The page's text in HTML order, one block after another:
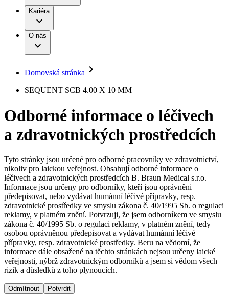
Léčba bolesti
Mimotělní očišťování krve
Neurochirurgie
Onkologie
Ortopedie
Páteřní chirurgie
Péče o rány
Prevence a kontrola infekcí
Uzavírání ran
Řešení
Terapie
Onemocnění
B. Braun Avitum
Dialyzační střediska​
B. Braun Avitum poskytuje kvalitní dialyzační péči ve všech
svých střediscích v České republice. Více informací se
dozvíte na stránkách jednotlivých středisek.
Práce a kariéra
Naše kultura
Vaše příležitost​
Nabídky pracovních míst
Objevte své kariérní příležitosti ​v B. Braun. Vyhledejte náš trh
práce​ pro zajímavé pozice.​
Odpovědnost
Média
Tiskové zprávy
Kontakt
Kontaktní formulář
Registrace k odběru newsletteru
Odpovědnost
Média
Kontakt
Kariéra
O nás
Domovská stránka
SEQUENT SCB 4.00 X 10 MM
Odborné informace o léčivech
a zdravotnických prostředcích
Tyto stránky jsou určené pro odborné pracovníky ve zdravotnictví,
nikoliv pro laickou veřejnost. Obsahují odborné informace o
léčivech a zdravotnických prostředcích B. Braun Medical s.r.o.
Informace jsou určeny pro odborníky, kteří jsou oprávněni
předepisovat, nebo vydávat humánní léčivé přípravky, resp.
zdravotnické prostředky ve smyslu zákona č. 40/1995 Sb. o regulaci
reklamy, v platném znění. Potvrzuji, že jsem odborníkem ve smyslu
zákona č. 40/1995 Sb. o regulaci reklamy, v platném znění, tedy
osobou oprávněnou předepisovat a vydávat humánní léčivé
přípravky, resp. zdravotnické prostředky. Beru na vědomí, že
informace dále obsažené na těchto stránkách nejsou určeny laické
veřejnosti, nýbrž zdravotnickým odborníků a jsem si vědom všech
rizik a důsledků z toho plynoucích.
Odmítnout Potvrdit